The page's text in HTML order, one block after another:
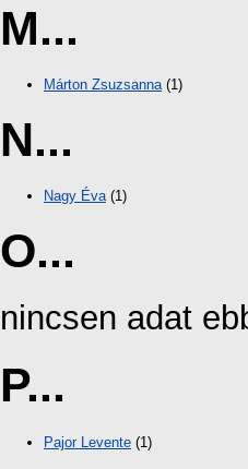
M...
Márton Zsuzsanna (1)
N...
Nagy Éva(1)
O...
nincsen adat
P...
Pajor Levente (1)